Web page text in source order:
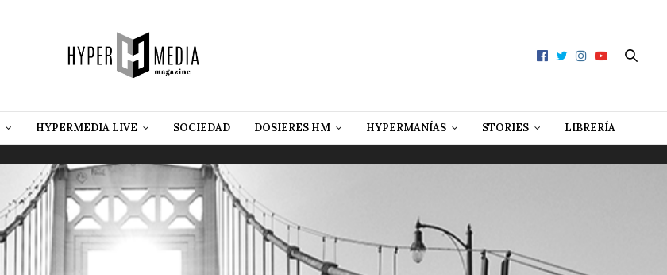
HYPERMEDIA LIVE SOCIEDAD DOSIERES HM HYPERMANÍAS STORIES LIBRERÍA